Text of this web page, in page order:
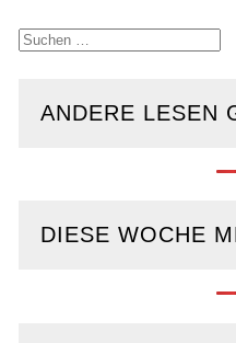
Suchen
ANDERE LESEN
DIESE WOCHE